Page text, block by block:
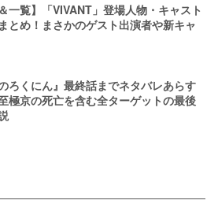
一覧】「VIVANT」登場人物・キャスト
とめ！まさかのゲスト出演者や新キャ
ろくにん』最終話までネタバレあらす
極京の死亡を含む全ターゲットの最後